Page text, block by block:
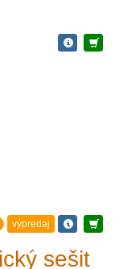
výpredaj
sešit